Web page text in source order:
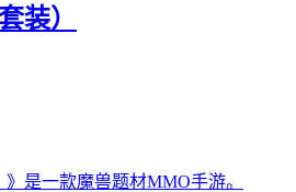
装）
》是一款魔兽题材MMO手游。